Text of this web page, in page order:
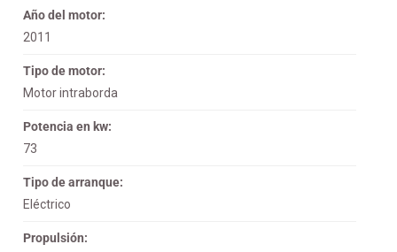
Año del motor:
2011
Tipo de motor:
Motor intraborda
Potencia en kw:
73
Tipo de arranque:
Eléctrico
Propulsión: